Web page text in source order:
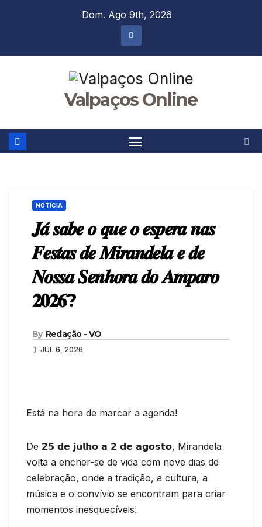
Dom. Ago 9th, 2026
Valpaços Online
NOTÍCIA
𝑱𝒂́ 𝒔𝒂𝒃𝒆 𝒐 𝒒𝒖𝒆 𝒐 𝒆𝒔𝒑𝒆𝒓𝒂 𝒏𝒂𝒔
𝑭𝒆𝒔𝒕𝒂𝒔 𝒅𝒆 𝑴𝒊𝒓𝒂𝒏𝒅𝒆𝒍𝒂 𝒆 𝒅𝒆
𝑵𝒐𝒔𝒔𝒂 𝑺𝒆𝒏𝒉𝒐𝒓𝒂 𝒅𝒐 𝑨𝒎𝒑𝒂𝒓𝒐
𝟐𝟎𝟐𝟔?
By Redação - VO
JUL 6, 2026
Está na hora de marcar a agenda!
De 𝟮𝟱 𝗱𝗲 𝗷𝘂𝗹𝗵𝗼 𝗮 𝟮 𝗱𝗲 𝗮𝗴𝗼𝘀𝘁𝗼, Mirandela
volta a encher-se de vida com nove dias de
celebração, onde a tradição, a cultura, a
música e o convívio se encontram para criar
momentos inesquecíveis.